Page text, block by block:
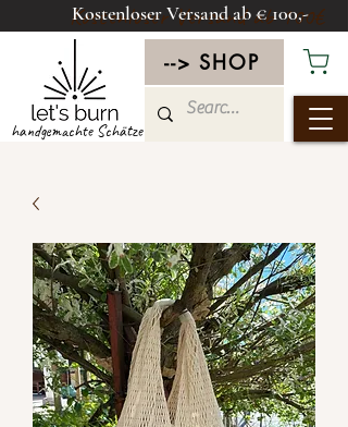
handgemachte Schätze
--> SHOP
Kostenloser Versand ab 100€
Kostenloser Versand ab € 100,-